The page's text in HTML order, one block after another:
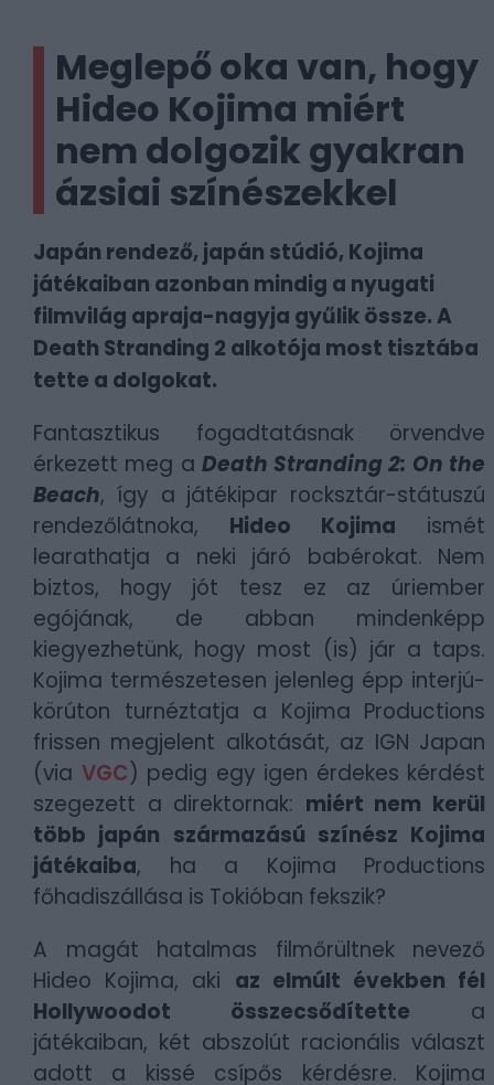
Meglepő oka van, hogy
Hideo Kojima miért
nem dolgozik gyakran
ázsiai színészekkel
Japán rendező, japán stúdió, Kojima
játékaiban azonban mindig a nyugati
filmvilág apraja-nagyja gyűlik össze. A
Death Stranding 2 alkotója most tisztába
tette a dolgokat.
Fantasztikus fogadtatásnak örvendve
érkezett meg a Death Stranding 2: On the
Beach, így a játékipar rocksztár-státuszú
rendezőlátnoka, Hideo Kojima ismét
learathatja a neki járó babérokat. Nem
biztos, hogy jót tesz ez az úriember
egójának, de abban mindenképp
kiegyezhetünk, hogy most (is) jár a taps.
Kojima természetesen jelenleg épp interjú-
körúton turnéztatja a Kojima Productions
frissen megjelent alkotását, az IGN Japan
(via VGC) pedig egy igen érdekes kérdést
szegezett a direktornak: miért nem kerül
több japán származású színész Kojima
játékaiba, ha a Kojima Productions
főhadiszállása is Tokióban fekszik?
A magát hatalmas filmőrültnek nevező
Hideo Kojima, aki az elmúlt években fél
Hollywoodot összecsődítette a
játékaiban, két abszolút racionális választ
adott a kissé csípős kérdésre. Kojima